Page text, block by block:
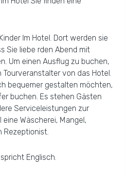
Im Hotel. Dort werden sie
Sie liebe rden Abend mit
Um einen Ausflug zu buchen,
von das Hotel.
bequemer gestalten möchten,
buchen. Es stehen Gästen
Serviceleistungen zur
Wäscherei, Mangel,
Rezeptionist.
Englisch.